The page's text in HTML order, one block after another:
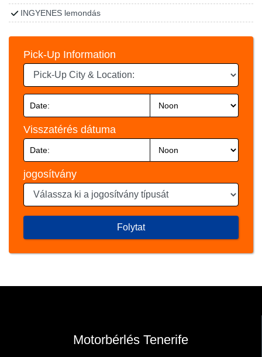
INGYENES lemondás
Pick-Up Information
Visszatérés dátuma
jogosítvány
Folytat
Motorbérlés Tenerife